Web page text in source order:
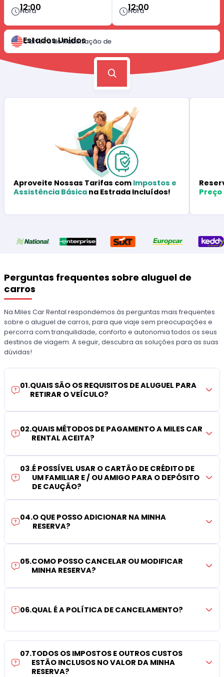
Hora
12:00 Hora
12:00
Carteira de Habilitação de
Estados Unidos
Aproveite Nossas Tarifas com Impostos e
Assistência Básica na Estrada Incluídos!
Preço
Perguntas frequentes sobre aluguel de
carros
Na Miles Car Rental respondemos às perguntas mais frequentes
sobre o aluguel de carros, para que viaje sem preocupações e
percorra com tranquilidade, conforto e autonomia todos os seus
destinos de viagem. A seguir, descubra as soluções para as suas
dúvidas!
01.QUAIS SÃO OS REQUISITOS DE ALUGUEL PARA
RETIRAR O VEÍCULO?
02.QUAIS MÉTODOS DE PAGAMENTO A MILES CAR
RENTAL ACEITA?
03.É POSSÍVEL USAR O CARTÃO DE CRÉDITO DE
UM FAMILIAR E / OU AMIGO PARA O DEPÓSITO
DE CAUÇÃO?
04.O QUE POSSO ADICIONAR NA MINHA
RESERVA?
05.COMO POSSO CANCELAR OU MODIFICAR
MINHA RESERVA?
06.QUAL É A POLÍTICA DE CANCELAMENTO?
07.TODOS OS IMPOSTOS E OUTROS CUSTOS
ESTÃO INCLUSOS NO VALOR DA MINHA
RESERVA?